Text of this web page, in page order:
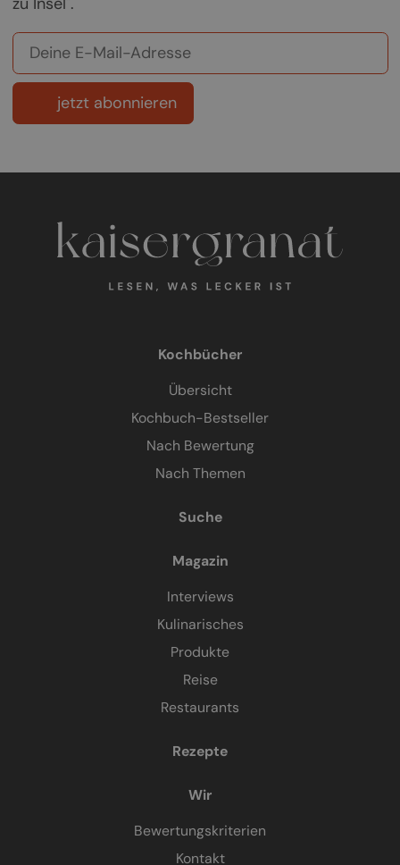
jetzt abonnieren
Kochbücher
Übersicht
Kochbuch-Bestseller
Nach Bewertung
Nach Themen
Suche
Magazin
Interviews
Kulinarisches
Produkte
Reise
Restaurants
Rezepte
Wir
Bewertungskriterien
Kontakt